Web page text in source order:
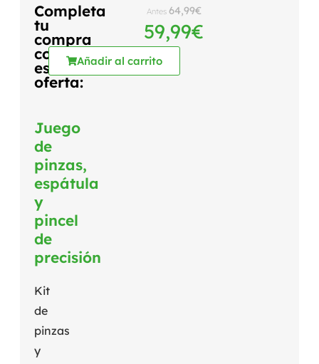
Completa
tu
compra
con
esta
oferta:
Juego
de
pinzas,
espátula
y
pincel
de
precisión
Kit
de
pinzas
y
Antes 64,99€
59,99€
Añadir al carrito